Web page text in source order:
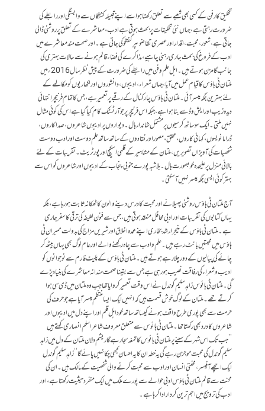
تخلیق کار فن کے کسی بھی شعبے سے تعلق رکھتا ہو اسے اپنے قبیلہ کشتگاں سے وابستگی اور رابطے کی
ضرورت رہتی ہے ، جہاں نئی تخلیقات پر بحث ہوتی ہے ادب ، معاشرے کے تعلق پر روشنی ڈالی
جاتی ہے، شعور، محبت ،اقدار اور عصری تقاضوںپر گفتگو کی جاتی ہے ۔ اور صحت مند معاشرے میں
ادب کے فروغ کی بحث جاری رہنی چاہیے ، مذاکرے کی فضاء قائم ہونے سے حالات بہتری کی
جانب گامزن ہوتے ہیں۔ اہل علم وفن میں رابطے کی ضرورت کے پیش نظرسال 2016 ء میں
ملتان ٹی ہاؤس کا قیام عمل میں آیا ، جہاں شعراء، ادیبوں، دانشوروں اور لکھاریوں کو مکالمے کے
لئے بہترین جگہ میسر آئی ۔ ملتان ٹی ہاؤس چار کنال کے رقبے پر تعمیر ہے ،جس کا تمام فرنیچر انتہائی
دیدہ زیب اور ایش وڈ سے بناہواہے ، جبکہ اس فرنیچر پر جو آرٹسٹک کام کیا گیاہے اس کی کوئی مثال
نہیں ملتی۔ایک سو ساٹھ کرسیوں پر مشتمل شاندار ہال۔ دیواروں پر ادیبوں شاعروں ، صداکاروں ،
ڈراما نویسوں ، کہانی کاروں ، محقق ، مصور اور نقادوں کے ساتھ ساتھ علم دوست اور ادب دوست
شخصیات کی آویزاں تصویریں، ملتان کے مشاہیر کے قلمی اسکیچ اور پورٹریٹ۔تقریبات کے لئے
بالائی منزل پر علیحدہ خوبصورت ہال۔ بلاشبہ پورے جنوبی پنجاب کے ادیبوں اور شاعروں کو اس سے
بہتر کوئی ایسی جگہ میسر نہیں آسکتی۔
آج ملتان ٹی ہاؤس روشنی پھیلانے اورمحبت کادرس دینے والون کاٹھکانہ ثابت ہو رہا ہے ، بلکہ
یہاں کتابوں کی تقریبات اور ادبی محافل منعقد ہوتی ہیں ،جس سے فنون لطیفہ کی ترقی کا سفر جاری
ہے۔ ملتان ٹی ہاؤس کے منیجر ارشد بخاری اپنے عمدہ اخلاق اور شیریں مزاج کی بدولت ممبران ٹی
ہاؤس میں محبتیں بانٹ رہے ہیں۔ علم و ادب سے چاہ رکھنے والے اور عام لوگ بھی یہاں بیٹھ کر
چائے کی پیالیوں کے دور چلا رہے ہوتے ہیں۔ ملتان ٹی ہاؤس کے پلیٹ فارم سے نوجوانوں کو
ادیب و شعراء کی رفاقت نصیب ہو رہی ہے جس سے یقینا صحت مندانہ معاشرے کی بنیاد پڑے
گی۔ ملتان ٹی ہائوس زاہد سلیم گوندل نے اس وقت تعمیر کروایا تھا جب وہ ملتان میں ڈی سی ہوا
کرتے تھے ۔ ملتان کے لوگ خوش قسمت ہیں کہ انہیں ایک ایسا منتظم میسر آیا ہے جو حرف کی
حرمت سے بھی پوری طرح واقف ہونے کیساتھ ساتھ خود اہل قلم اور اپنے دل میں ادیبوں اور
شاعروں کا درد بھی رکھتاتھا ۔ملتان ٹی ہائوس سے متعلق معروف شاعر اسلم انصاری کہتے ہیں
’’جب تک اس شہر کے سینے پر ملتان ٹی ہائوس کا تمغہ سجا رہے گا ریشم دلان ملتان کے دل میں زاہد
سلیم گوندل کی محبت موجزن رہے گی یہ خطہ ان کا یہ احسان کبھی چکا نہیں پائے گا‘‘ زاہد سلیم گوندل
ایک اچھے آفیسر، محنتی انسان اورادب سے محبت کرنے والی شخصیت کے مالک ہیں۔ ان کی
محنت سے قائم ملتان ٹی ہاؤس ادبی حوالے سے پورے ملک میں ایک منفرد حیثیت رکھتا ہے ، اور
ادب کی ترویج میں اہم ترین کردار ادا کرہا ہے ۔